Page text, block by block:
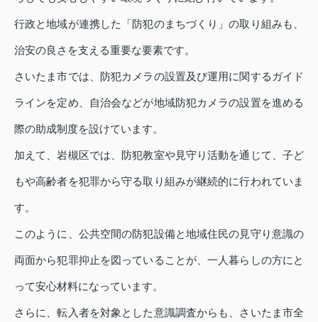
行政と地域が連携した「防犯のまちづくり」の取り組みも、
治安の良さを支える重要な要素です。
さいたま市では、防犯カメラの設置及び運用に関するガイド
ラインを定め、自治会などが地域防犯カメラの設置を進める
際の助成制度を設けています。
加えて、岩槻区では、防犯教室や見守り活動を通じて、子ど
もや高齢者を犯罪から守る取り組みが継続的に行われていま
す。
このように、公共空間の防犯設備と地域住民の見守り意識の
両面から犯罪抑止を図っていることが、一人暮らしの方にと
って安心材料になっています。
さらに、転入者を対象とした意識調査からも、さいたま市全